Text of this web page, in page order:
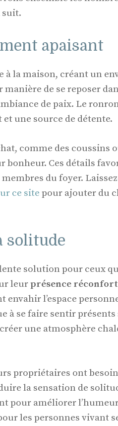
suit.
apaisant
la maison, créant un
manière de se reposer
de paix. Le
une source de détente.
comme des coussins
Ces détails
du foyer.
ce site pour ajouter du
solitude
solution pour ceux
leurprésence
l’espace
à se faire sentir présents
une atmosphère
propriétaires ont
la sensation de
pour améliorer
les personnes vivant